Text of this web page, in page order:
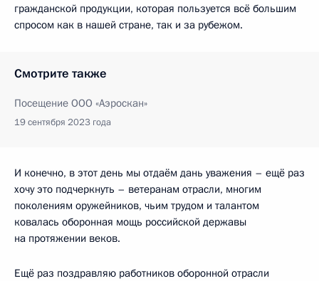
гражданской продукции, которая пользуется всё большим
спросом как в нашей стране, так и за рубежом.
Смотрите также
Посещение ООО «Аэроскан»
19 сентября 2023 года
И конечно, в этот день мы отдаём дань уважения – ещё раз
хочу это подчеркнуть – ветеранам отрасли, многим
поколениям оружейников, чьим трудом и талантом
ковалась оборонная мощь российской державы
на протяжении веков.
Ещё раз поздравляю работников оборонной отрасли